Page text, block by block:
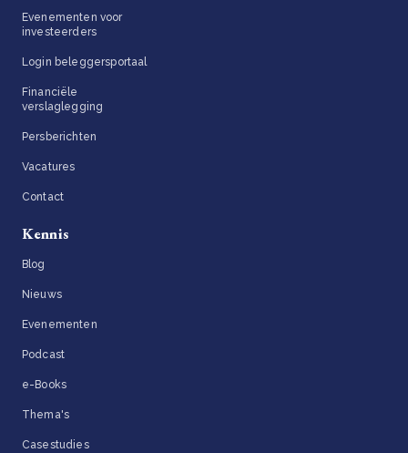
Evenementen voor
investeerders
Login beleggersportaal
Financiële
verslaglegging
Persberichten
Vacatures
Contact
Kennis
Blog
Nieuws
Evenementen
Podcast
e-Books
Thema's
Casestudies